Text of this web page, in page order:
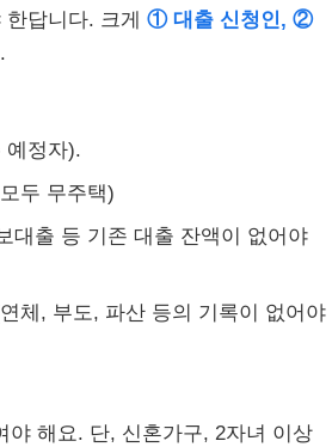
답니다. 크게 ① 대출 신청인, ②
예정자).
두 무주택)
대출 등 기존 대출 잔액이 없어야
체, 부도, 파산 등의 기록이 없어야
해요. 단, 신혼가구, 2자녀 이상